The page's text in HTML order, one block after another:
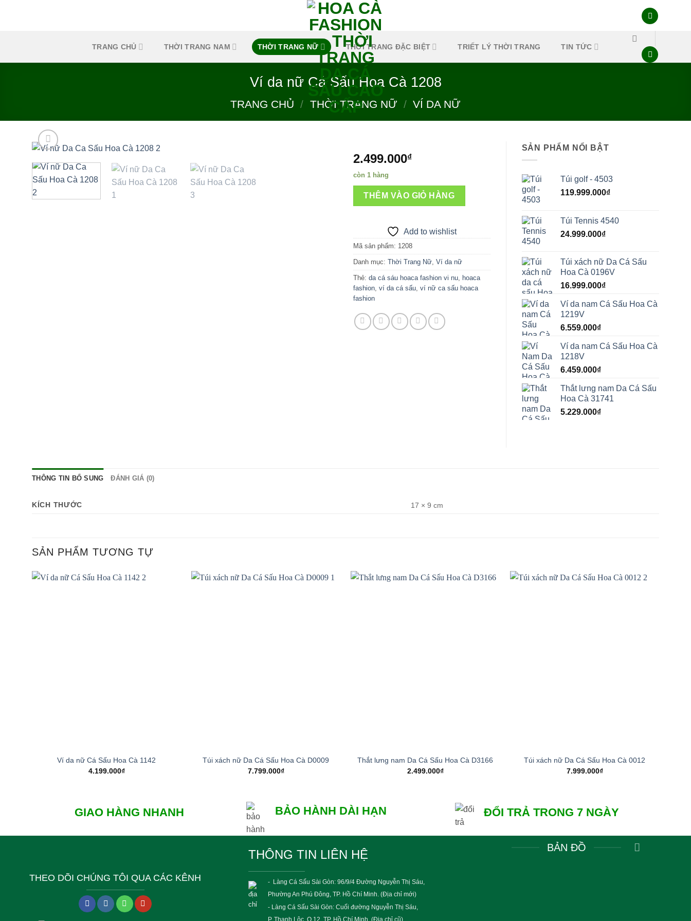
TRANG CHỦ THỜI TRANG NAM THỜI TRANG NỮ THỜI TRANG ĐẶC BIỆT TRIẾT LÝ THỜI TRANG TIN TỨC
Ví da nữ Cá Sấu Hoa Cà 1208
TRANG CHỦ / THỜI TRANG NỮ / VÍ DA NỮ
2.499.000₫
còn 1 hàng
THÊM VÀO GIỎ HÀNG
Add to wishlist
Mã sản phẩm: 1208
Danh mục: Thời Trang Nữ, Ví da nữ
Thẻ: da cá sáu hoaca fashion vi nu, hoaca
fashion, ví da cá sấu, ví nữ ca sấu hoaca
fashion
SẢN PHẨM NỔI BẬT
Túi golf - 4503
119.999.000₫
Túi Tennis 4540
24.999.000₫
Túi xách nữ Da Cá Sấu
Hoa Cà 0196V
16.999.000₫
Ví da nam Cá Sấu Hoa Cà
1219V
6.559.000₫
Ví da nam Cá Sấu Hoa Cà
1218V
6.459.000₫
Thắt lưng nam Da Cá Sấu
Hoa Cà 31741
5.229.000₫
THÔNG TIN BỔ SUNG ĐÁNH GIÁ (0)
KÍCH THƯỚC 17 × 9 cm
SẢN PHẨM TƯƠNG TỰ
Ví da nữ Cá Sấu Hoa Cà 1142
4.199.000₫
Túi xách nữ Da Cá Sấu Hoa Cà D0009
7.799.000₫
Thắt lưng nam Da Cá Sấu Hoa Cà D3166
2.499.000₫
Túi xách nữ Da Cá Sấu Hoa Cà 0012
7.999.000₫
GIAO HÀNG NHANH BẢO HÀNH DÀI HẠN ĐỔI TRẢ TRONG 7 NGÀY
THEO DÕI CHÚNG TÔI QUA CÁC KÊNH
THÔNG TIN LIÊN HỆ
- Làng Cá Sấu Sài Gòn: 96/9/4 Đường Nguyễn Thị Sáu,
Phường An Phú Đông, TP. Hồ Chí Minh. (Địa chỉ mới)
- Làng Cá Sấu Sài Gòn: Cuối đường Nguyễn Thị Sáu,
BẢN ĐỒ